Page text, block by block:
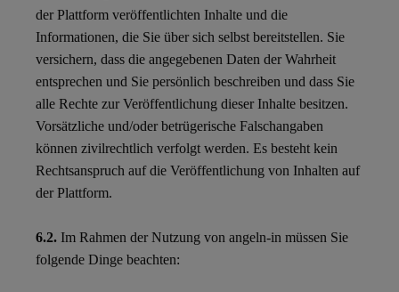
der Plattform veröffentlichten Inhalte und die
Informationen, die Sie über sich selbst bereitstellen. Sie
versichern, dass die angegebenen Daten der Wahrheit
entsprechen und Sie persönlich beschreiben und dass Sie
alle Rechte zur Veröffentlichung dieser Inhalte besitzen.
Vorsätzliche und/oder betrügerische Falschangaben
können zivilrechtlich verfolgt werden. Es besteht kein
Rechtsanspruch auf die Veröffentlichung von Inhalten auf
der Plattform.
6.2. Im Rahmen der Nutzung von angeln-in müssen Sie
folgende Dinge beachten: